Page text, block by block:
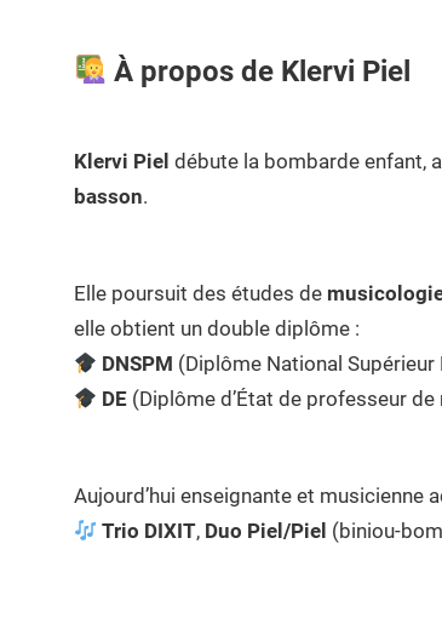
À propos de Klervi Piel
Klervi Piel débute la bombarde enfant,
basson.
Elle poursuit des études de
elle obtient un double diplôme :
DNSPM (Diplôme National
DE (Diplôme d’État de professeur de
Aujourd’hui enseignante et
Trio DIXIT, Duo Piel/Piel (biniou-